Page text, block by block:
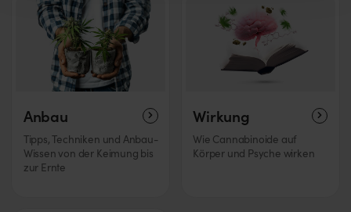
Anbau
Tipps, Techniken und Anbau-
Wissen von der Keimung bis
zur Ernte
Wirkung
Wie Cannabinoide auf
Körper und Psyche wirken